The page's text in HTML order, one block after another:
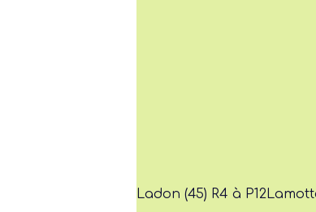
Ladon (45) R4 à P12